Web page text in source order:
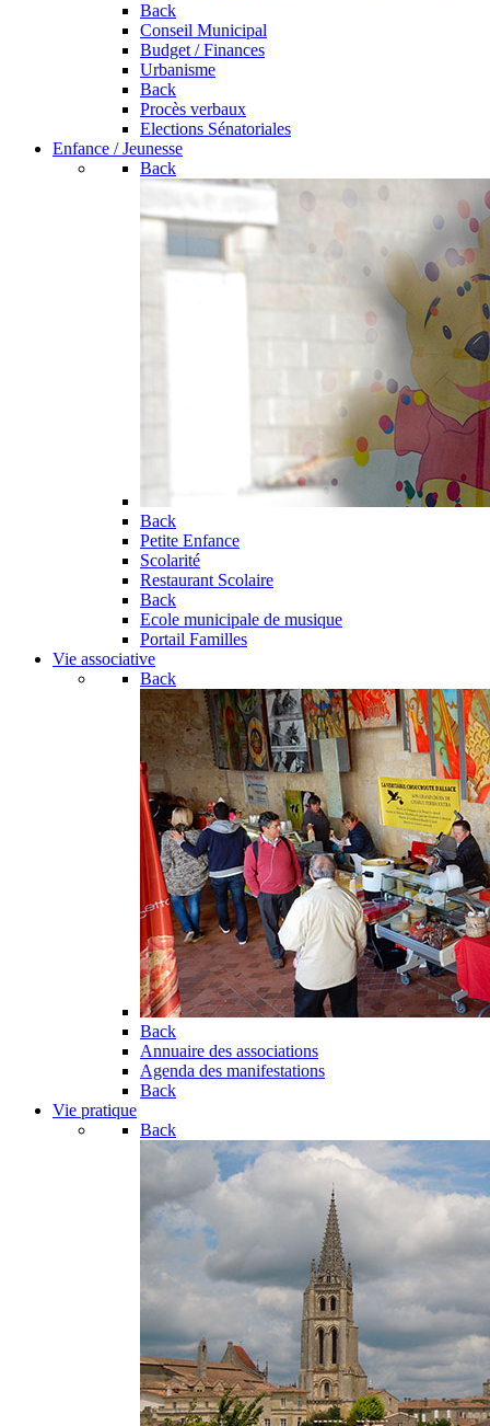
Back
Conseil Municipal
Budget / Finances
Urbanisme
Back
Procès verbaux
Elections Sénatoriales
Enfance / Jeunesse
Back
Back
Petite Enfance
Scolarité
Restaurant Scolaire
Back
Ecole municipale de musique
Portail Familles
Vie associative
Back
Back
Annuaire des associations
Agenda des manifestations
Back
Vie pratique
Back